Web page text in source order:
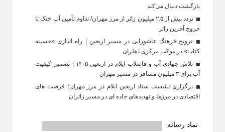
بازگشت دنبال می‌کند
تردد بیش از ۲.۵ میلیون زائر از مرز مهران/ تداوم تأمین آب خنک تا
خروج آخرین زائر
ترویج فرهنگ عاشورایی در مسیر اربعین | راه‌ اندازی «حسینه
کتاب» در موکب مرکزی دهلران
تلاش جهادی آب و فاضلاب ایلام در اربعین ۱۴۰۵ | تضمین کیفیت
آب برای ۳ میلیون مسافر در مسیر مهران
برگزاری نشست ستاد اربعین ایلام در مرز مهران؛ فرصت‌ های
اقتصادی در مرزها و تهدیدهای جاده‌ ای در مسیر زائران
نماد رسانه